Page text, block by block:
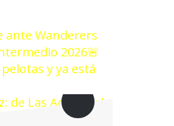
ante Wanderers
2026🚨
y ya está